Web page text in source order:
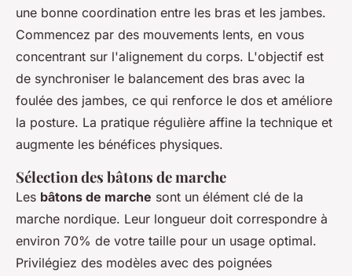
une bonne coordination entre les bras et les jambes.
Commencez par des mouvements lents, en vous
concentrant sur l'alignement du corps. L'objectif est
de synchroniser le balancement des bras avec la
foulée des jambes, ce qui renforce le dos et améliore
la posture. La pratique régulière affine la technique et
augmente les bénéfices physiques.
Sélection des bâtons de marche
Les bâtons de marche sont un élément clé de la
marche nordique. Leur longueur doit correspondre à
environ 70% de votre taille pour un usage optimal.
Privilégiez des modèles avec des poignées